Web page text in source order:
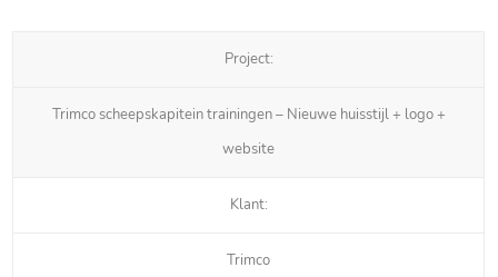
Project:
Trimco scheepskapitein trainingen – Nieuwe huisstijl + logo +
website
Klant:
Trimco